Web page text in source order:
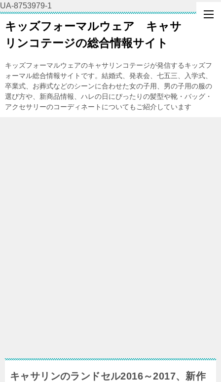
UA-8753979-1
キッズフォーマルウェア キャサ
リンコテージの総合情報サイト
キッズフォーマルウェアのキャサリンコテージが発信するキッズフ
ォーマル総合情報サイトです。結婚式、発表会、七五三、入学式、
卒業式、お葬式などのシーンに合わせた女の子用、男の子用の服の
選び方や、新商品情報、ハレの日にぴったりの髪型や靴・バッグ・
アクセサリーのコーディネートについてもご紹介しています
キャサリンのランドセル2016～2017、新作